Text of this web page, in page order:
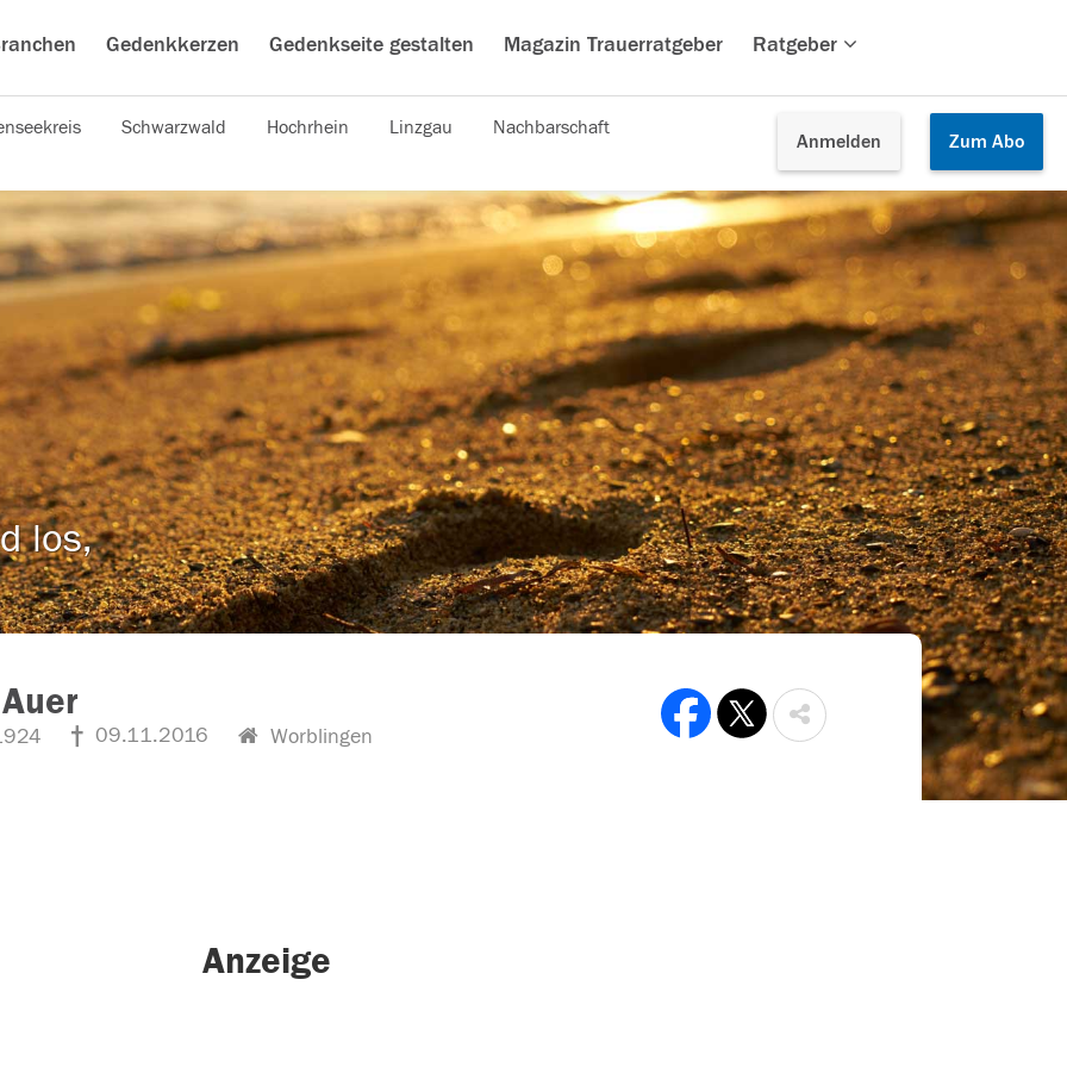
Gedenkkerzen Gedenkseite gestalten Magazin Trauerratgeber Ratgeber
Anmelden Zum Abo
Schwarzwald Hochrhein Linzgau Nachbarschaft
los,
09.11.2016 Worblingen
Anzeige